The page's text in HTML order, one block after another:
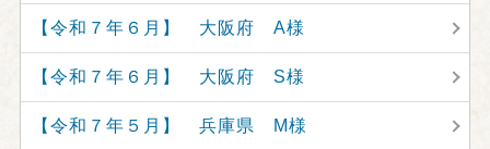
【令和７年６月】 大阪府 A様
【令和７年６月】 大阪府 S様
【令和７年５月】 兵庫県 M様